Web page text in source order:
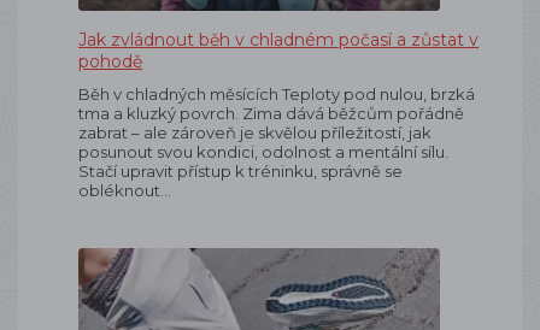
Jak zvládnout běh v chladném počasí a zůstat v
pohodě
Běh v chladných měsících Teploty pod nulou, brzká
tma a kluzký povrch. Zima dává běžcům pořádně
zabrat – ale zároveň je skvělou příležitostí, jak
posunout svou kondici, odolnost a mentální sílu.
Stačí upravit přístup k tréninku, správně se
obléknout…